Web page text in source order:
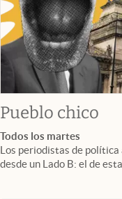
Pueblo chico
Todos los martes
Los periodistas de
desde un Lado B: el de